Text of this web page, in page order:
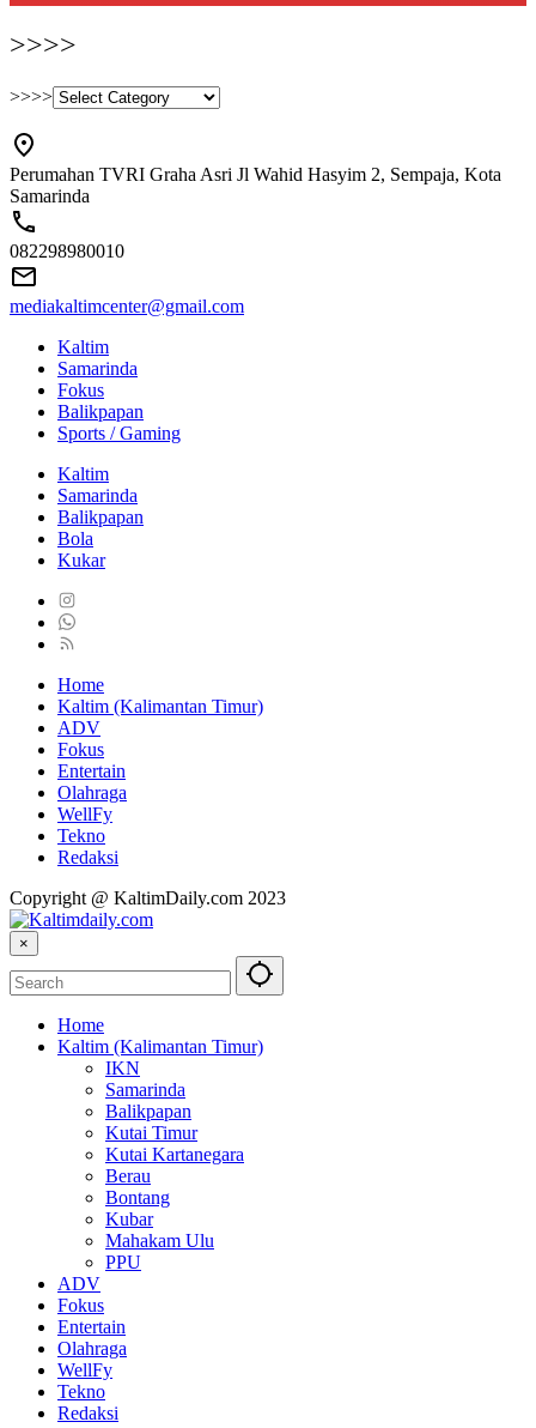
>>>>
>>>>
Perumahan TVRI Graha Asri Jl Wahid Hasyim 2, Sempaja, Kota
Samarinda
082298980010
mediakaltimcenter@gmail.com
Kaltim
Samarinda
Fokus
Balikpapan
Sports / Gaming
Kaltim
Samarinda
Balikpapan
Bola
Kukar
Home
Kaltim (Kalimantan Timur)
ADV
Fokus
Entertain
Olahraga
WellFy
Tekno
Redaksi
Copyright @ KaltimDaily.com 2023
×
Home
Kaltim (Kalimantan Timur)
IKN
Samarinda
Balikpapan
Kutai Timur
Kutai Kartanegara
Berau
Bontang
Kubar
Mahakam Ulu
PPU
ADV
Fokus
Entertain
Olahraga
WellFy
Tekno
Redaksi